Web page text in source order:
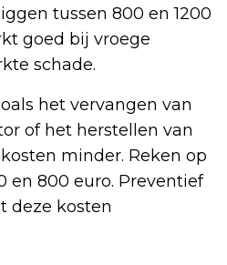
tussen 800 en 1200
goed bij vroege
schade.
het vervangen van
of het herstellen van
minder. Reken op
en 800 euro. Preventief
deze kosten